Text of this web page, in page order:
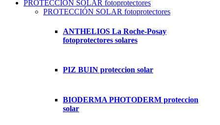
PROTECCIÓN SOLAR fotoprotectores
PROTECCIÓN SOLAR fotoprotectores
ANTHELIOS La Roche-Posay
fotoprotectores solares
PIZ BUIN proteccion solar
BIODERMA PHOTODERM proteccion
solar